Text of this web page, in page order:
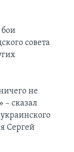
совета
не
– сказал
Сергей